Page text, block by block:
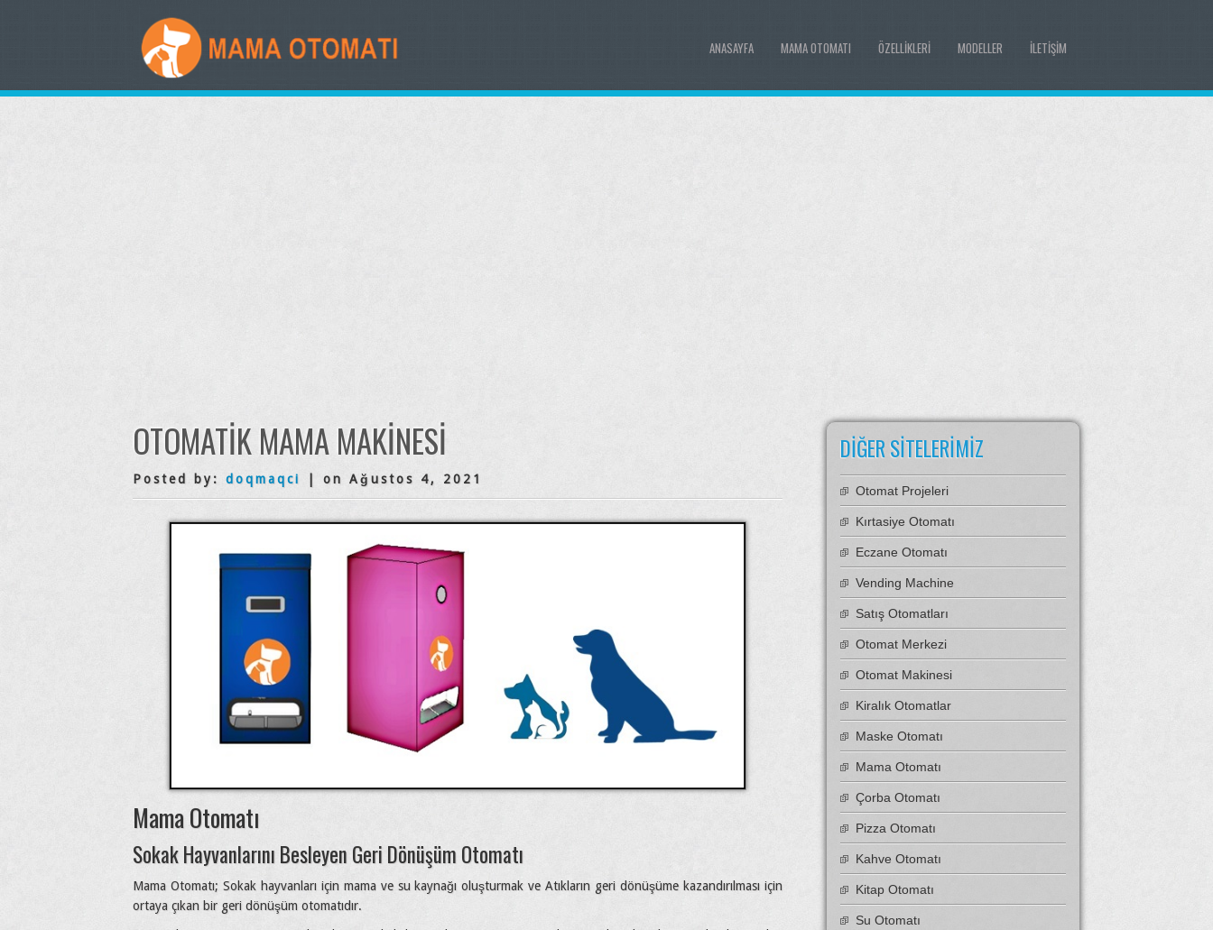
İLETIŞIM
MODELLER
ÖZELLIKLERI
MAMA OTOMATI
ANASAYFA
OTOMATIK MAMA MAKINESI
Posted by: doqmaqci | on Ağustos 4, 2021
Mama Otomatı
Sokak Hayvanlarını Besleyen Geri Dönüşüm Otomatı
Mama Otomatı; Sokak hayvanları için mama ve su kaynağı oluşturmak ve Atıkların geri dönüşüme kazandırılması için
ortaya çıkan bir geri dönüşüm otomatıdır.
DIĞER SITELERIMIZ
Otomat Projeleri
Kırtasiye Otomatı
Eczane Otomatı
Vending Machine
Satış Otomatları
Otomat Merkezi
Otomat Makinesi
Kiralık Otomatlar
Maske Otomatı
Mama Otomatı
Çorba Otomatı
Pizza Otomatı
Kahve Otomatı
Kitap Otomatı
Su Otomatı